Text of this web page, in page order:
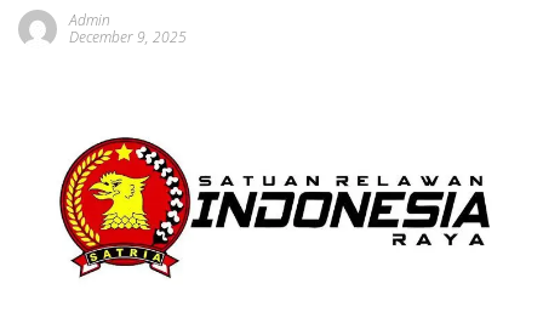
Admin
December 9, 2025